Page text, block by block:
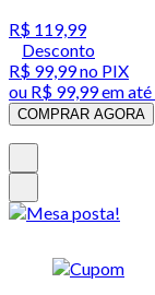
R$ 119,99
Desconto
R$ 99,99no PIX
ou R$ 99,99em até
COMPRAR AGORA